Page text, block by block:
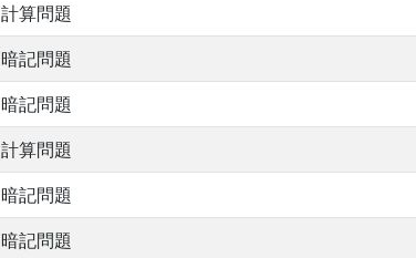
計算問題
暗記問題
暗記問題
計算問題
暗記問題
暗記問題